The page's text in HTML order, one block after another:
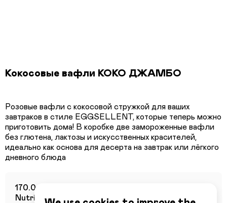
Кокосовые вафли КОКО ДЖАМБО
Розовые вафли с кокосовой стружкой для ваших
завтраков в стиле EGGSELLENT, которые теперь можно
приготовить дома! В коробке две замороженные вафли
без глютена, лактозы и искусственных красителей,
идеально как основа для десерта на завтрак или лёгкого
170.0 г
Nutritional value per 100 grams